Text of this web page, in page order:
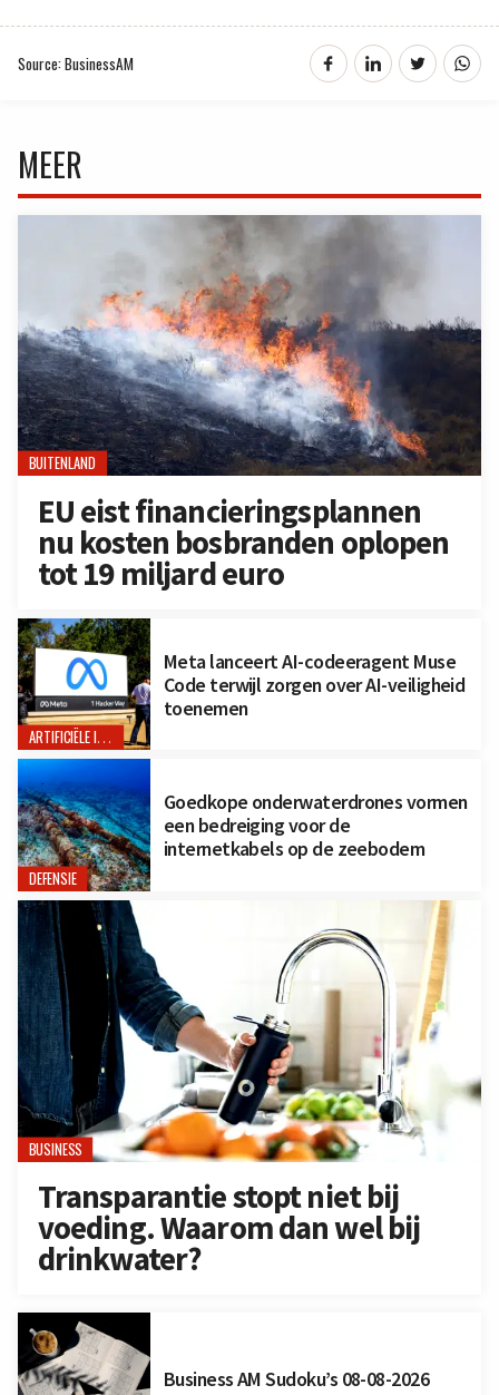
Source: BusinessAM
MEER
BUITENLAND
EU eist financieringsplannen
nu kosten bosbranden oplopen
tot 19 miljard euro
ARTIFICIËLE INTELLIGENTIE
Meta lanceert AI-codeeragent Muse
Code terwijl zorgen over AI-veiligheid
toenemen
DEFENSIE
Goedkope onderwaterdrones vormen
een bedreiging voor de
internetkabels op de zeebodem
BUSINESS
Transparantie stopt niet bij
voeding. Waarom dan wel bij
drinkwater?
Business AM Sudoku’s 08-08-2026